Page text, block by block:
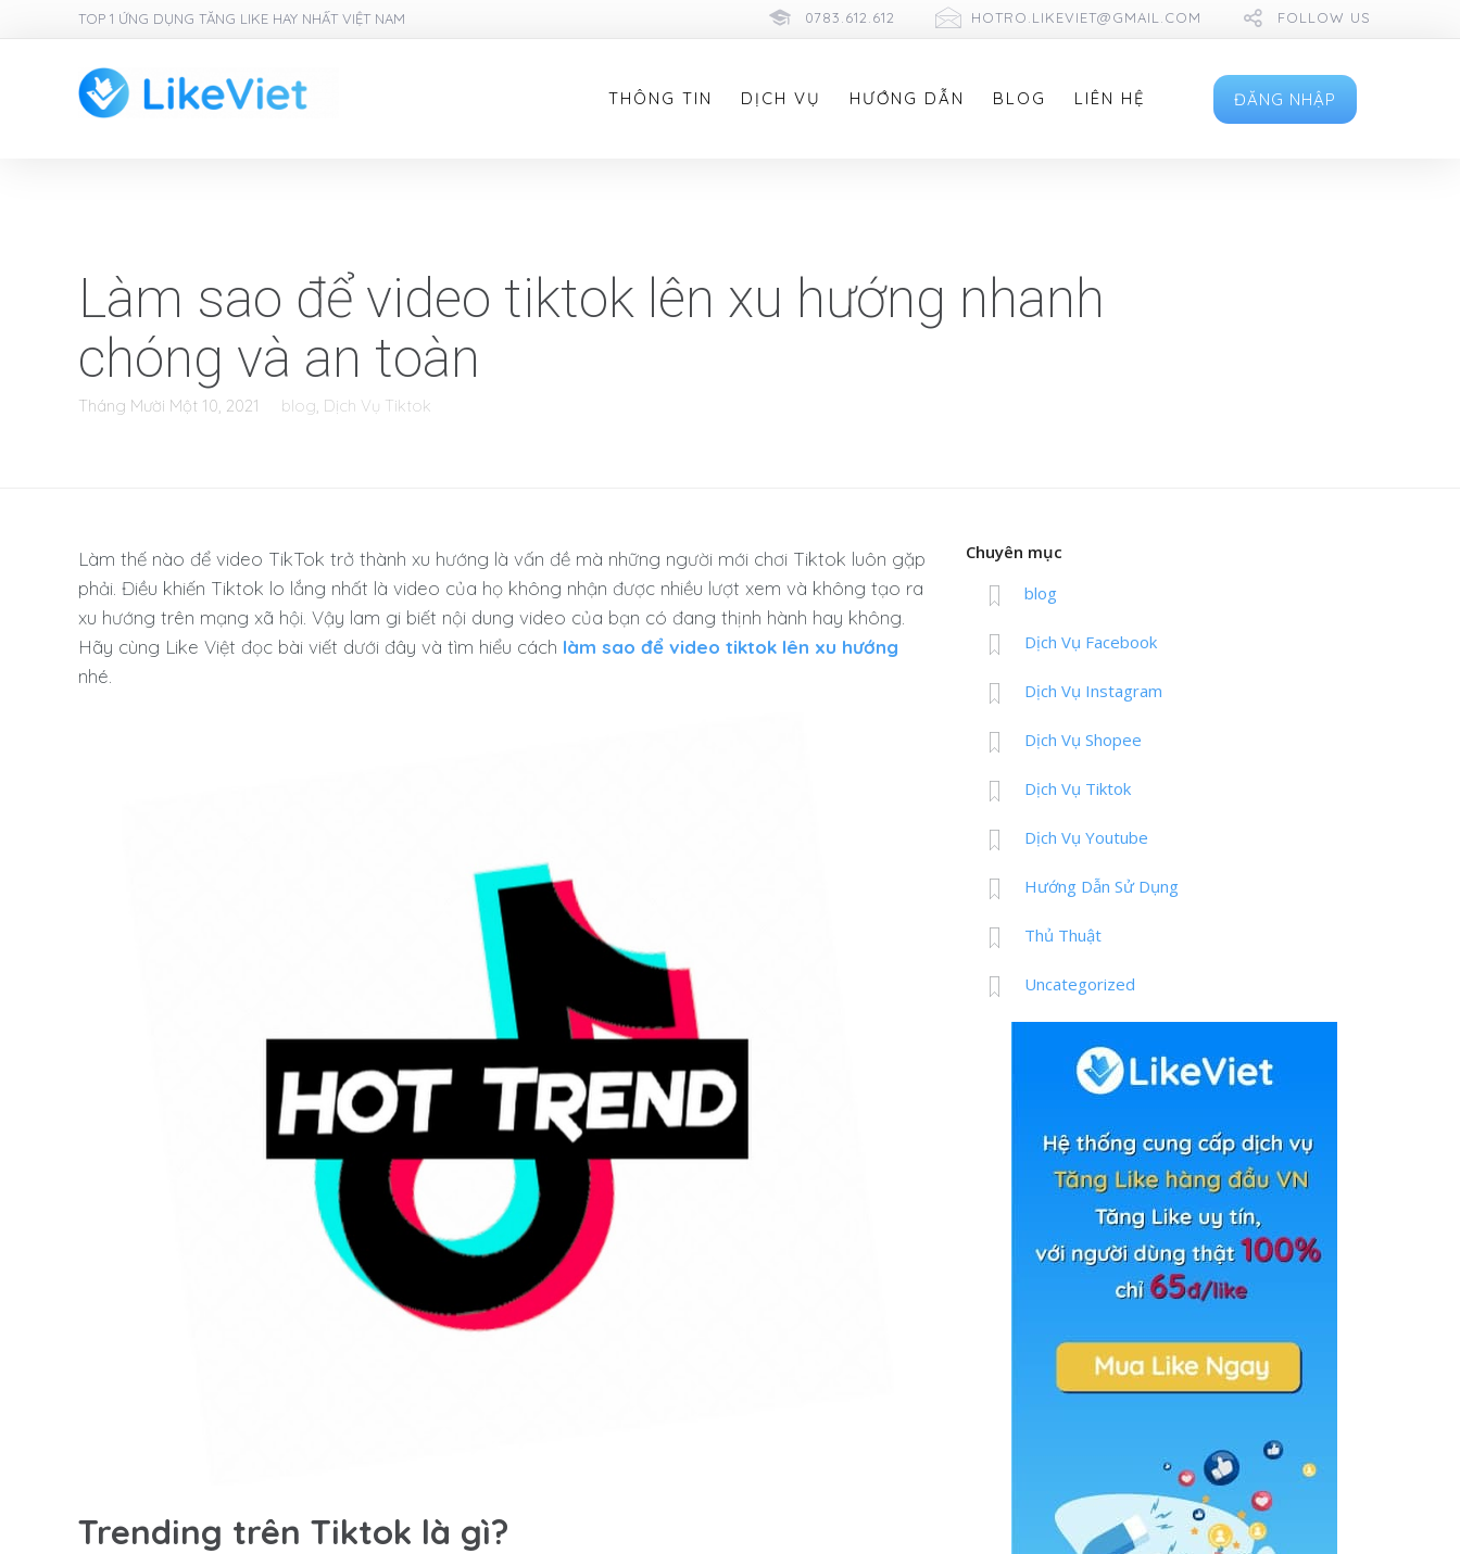
TOP 1 ỨNG DỤNG TĂNG LIKE HAY NHẤT VIỆT NAM 0783.612.612 HOTRO.LIKEVIET@GMAIL.COM FOLLOW US
THÔNG TIN DỊCH VỤ HƯỚNG DẪN BLOG LIÊN HỆ ĐĂNG NHẬP
Làm sao để video tiktok lên xu hướng nhanh
chóng và an toàn
Tháng Mười Một 10, 2021 blog, Dịch Vụ Tiktok
Làm thế nào để video TikTok trở thành xu hướng là vấn đề mà những người mới chơi Tiktok luôn gặp
phải. Điều khiến Tiktok lo lắng nhất là video của họ không nhận được nhiều lượt xem và không tạo ra
xu hướng trên mạng xã hội. Vậy lam gi biết nội dung video của bạn có đang thịnh hành hay không.
Hãy cùng Like Việt đọc bài viết dưới đây và tìm hiểu cách làm sao để video tiktok lên xu hướng
nhé.
Trending trên Tiktok là gì?
Chuyên mục
blog
Dịch Vụ Facebook
Dịch Vụ Instagram
Dịch Vụ Shopee
Dịch Vụ Tiktok
Dịch Vụ Youtube
Hướng Dẫn Sử Dụng
Thủ Thuật
Uncategorized